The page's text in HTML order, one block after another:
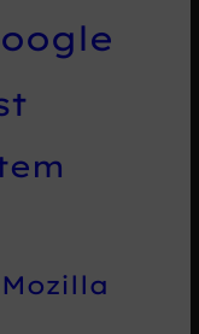
Mozilla